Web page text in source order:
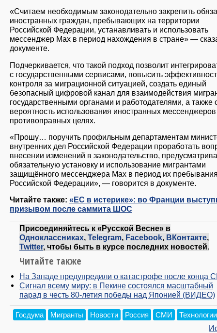
«Считаем необходимым законодательно закрепить
иностранных граждан, пребывающих на территории
Российской Федерации, устанавливать и использовать
мессенджер Max в период нахождения в стране» —
документе.
Подчеркивается, что такой подход позволит
с государственными сервисами, повысить
контроля за миграционной ситуацией, создать единый
безопасный цифровой канал для взаимодействия
государственными органами и работодателями, а также
вероятность использования иностранных
противоправных целях.
«Прошу… поручить профильным департаментам
внутренних дел Российской Федерации проработать
внесении изменений в законодательство,
обязательную установку и использование мигрантами
защищённого мессенджера Max в период их
Российской Федерации», — говорится в документе.
Читайте также: «ЕС в истерике»: во Франции
призывом после саммита ШОС
Присоединяйтесь к «Русской Весне» в
Одноклассниках, Telegram, Facebook, ВКонтакте,
Twitter, чтобы быть в курсе последних новостей.
Читайте также
На Западе предупредили о катастрофе после конца
Сигнал всему миру: в Пекине состоялся масштабный
парад в честь 80-летия победы над Японией (ВИДЕО)
Госдума Мигранты Новости Россия СМИ Технологии